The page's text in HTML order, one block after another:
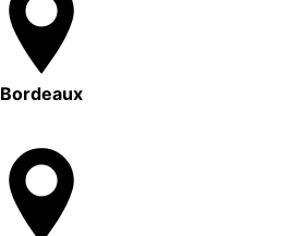
Bordeaux